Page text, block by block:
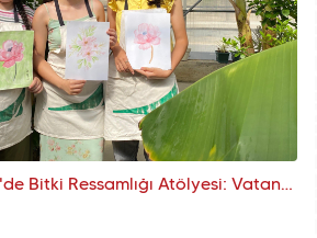
Ayvansaray Bahçe'de Bitki Ressamlığı Atölyesi: Vatandaşlarımız Doğayı Sanatla Buluşturuyor